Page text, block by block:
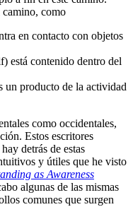
camino, como
en contacto con objetos
está contenido dentro del
un producto de la actividad
como occidentales,
Estos escritores
detrás de estas
y útiles que he visto
as Awareness
algunas de las mismas
comunes que surgen